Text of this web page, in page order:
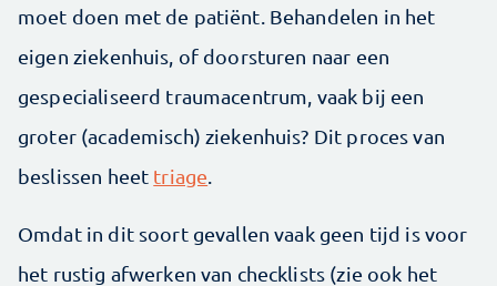
moet doen met de patiënt. Behandelen in het
eigen ziekenhuis, of doorsturen naar een
gespecialiseerd traumacentrum, vaak bij een
groter (academisch) ziekenhuis? Dit proces van
beslissen heet triage
Omdat in dit soort gevallen vaak geen tijd is voor
het rustig afwerken van checklists (zie ook het